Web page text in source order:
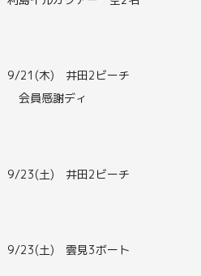
9/21(木) 井田2ビーチ
会員感謝ディ
9/23(土) 井田2ビーチ
9/23(土) 雲見3ボート